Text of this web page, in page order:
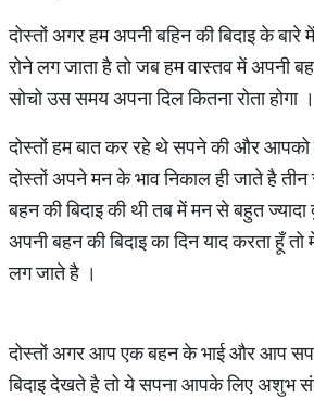
दोस्तों अगर हम अपनी बहिन की बिदाइ के बारे
रोने लग जाता है तो जब हम वास्तव में अपनी
सोचो उस समय अपना दिल कितना रोता होगा ।
दोस्तों हम बात कर रहे थे सपने की और
दोस्तों अपने मन के भाव निकाल ही जाते है
बहन की बिदाइ की थी तब में मन से बहुत
अपनी बहन की बिदाइ का दिन याद करता हूँ
लग जाते है ।
दोस्तों अगर आप एक बहन के भाई और आप
बिदाइ देखते है तो ये सपना आपके लिए अशुभ